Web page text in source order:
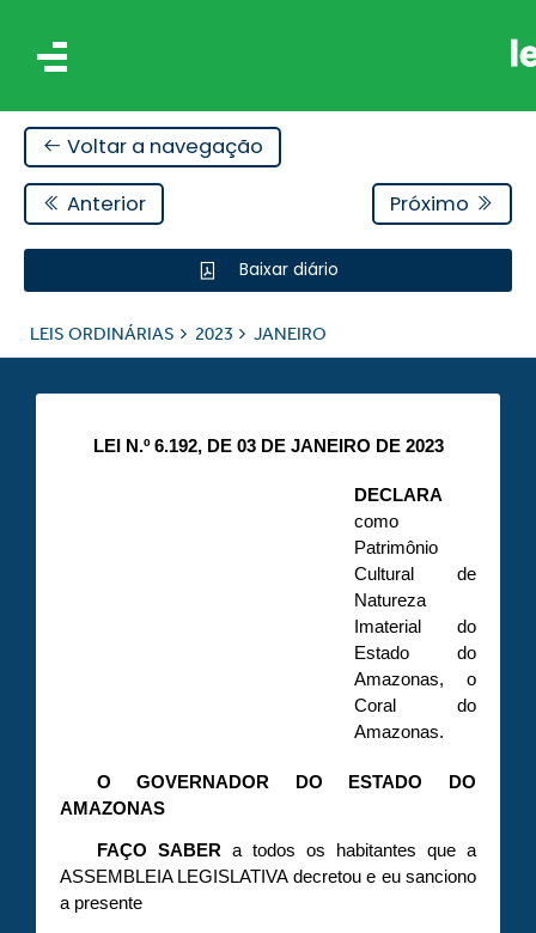
Voltar a navegação
Anterior Próximo
Baixar diário
LEIS ORDINÁRIAS 2023 JANEIRO
LEI N.º 6.192, DE 03 DE JANEIRO DE 2023
DECLARA
como
Patrimônio
Cultural de
Natureza
Imaterial do
Estado do
Amazonas, o
Coral do
Amazonas.
O GOVERNADOR DO ESTADO DO
AMAZONAS
FAÇO SABER a todos os habitantes que a
ASSEMBLEIA LEGISLATIVA decretou e eu sanciono
a presente